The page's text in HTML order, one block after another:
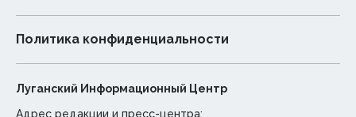
Политика конфиденциальности
Луганский Информационный Центр
Адрес редакции и пресс-центра: